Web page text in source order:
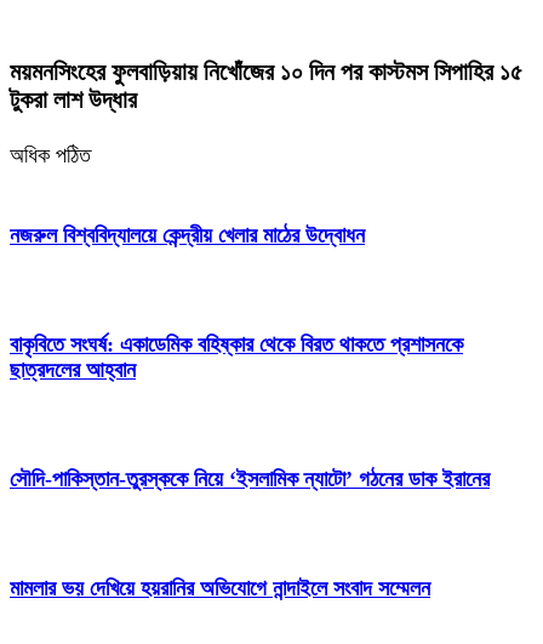
ময়মনসিংহের ফুলবাড়িয়ায় নিখোঁজের ১০ দিন পর কাস্টমস সিপাহির ১৫
টুকরা লাশ উদ্ধার
অধিক পঠিত
নজরুল বিশ্ববিদ্যালয়ে কেন্দ্রীয় খেলার মাঠের উদ্বোধন
বাকৃবিতে সংঘর্ষ: একাডেমিক বহিষ্কার থেকে বিরত থাকতে প্রশাসনকে
ছাত্রদলের আহ্বান
সৌদি-পাকিস্তান-তুরস্ককে নিয়ে ‘ইসলামিক ন্যাটো’ গঠনের ডাক ইরানের
মামলার ভয় দেখিয়ে হয়রানির অভিযোগে নান্দাইলে সংবাদ সম্মেলন